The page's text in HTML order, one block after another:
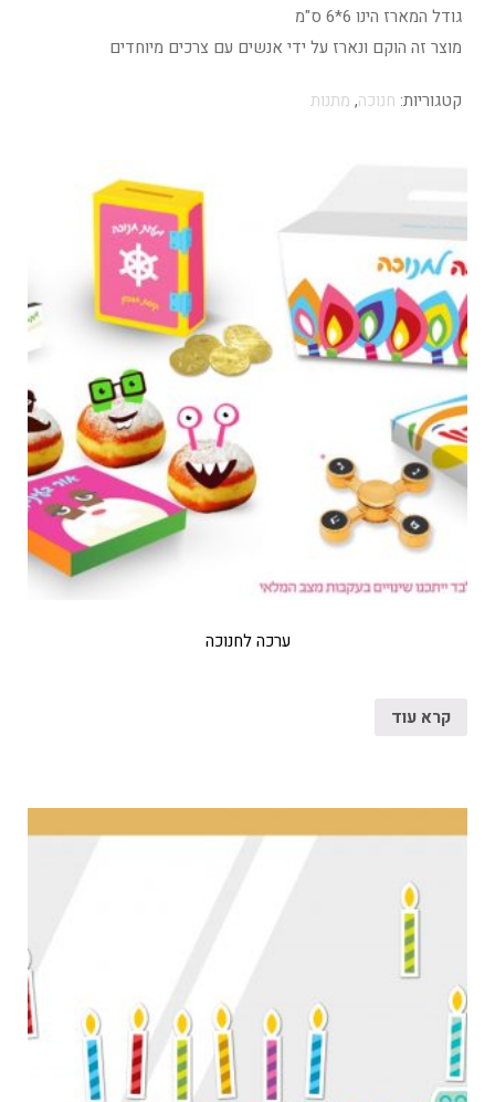
גודל המארז הינו 6*6 ס"מ
מוצר זה הוקם ונארז על ידי אנשים עם צרכים מיוחדים
קטגוריות: חנוכה, מתנות
ערכה לחנוכה
קרא עוד